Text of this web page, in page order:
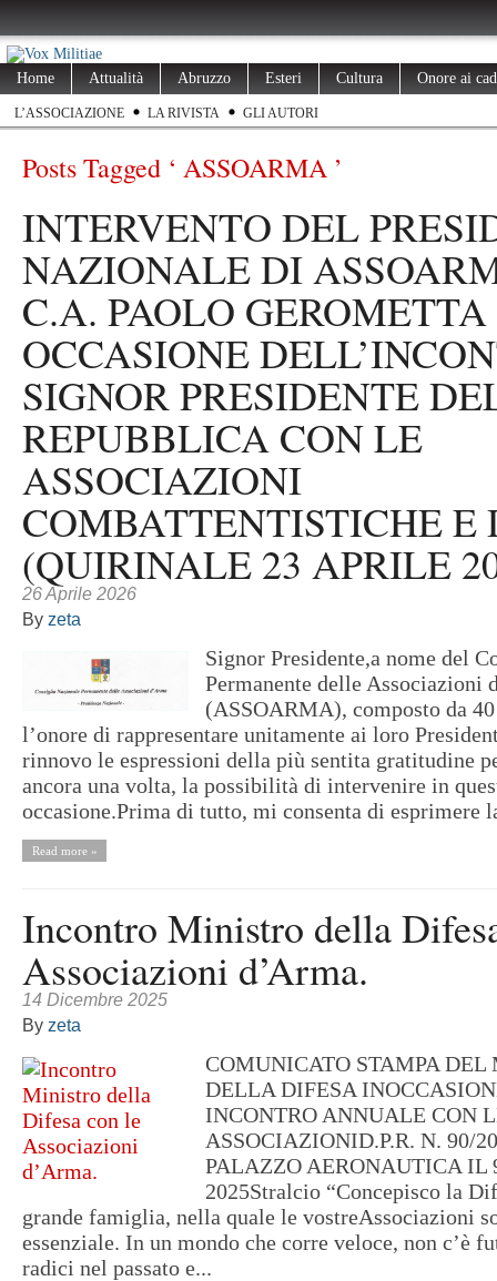
Home Attualità Abruzzo Esteri Cultura Onore ai
L’ASSOCIAZIONE LA RIVISTA GLI AUTORI
Posts Tagged ‘ ASSOARMA ’
INTERVENTO DEL
NAZIONALE DI
C.A. PAOLO
OCCASIONE
SIGNOR PRESIDENTE
REPUBBLICA CON LE
ASSOCIAZIONI
COMBATTENTISTICHE E
(QUIRINALE 23 APRILE
26 Aprile 2026
By zeta
Signor Presidente,a nome del
Permanente delle Associazioni
(ASSOARMA), composto da
l’onore di rappresentare unitamente ai loro
rinnovo le espressioni della più sentita gratitudine
ancora una volta, la possibilità di intervenire in
occasione.Prima di tutto, mi consenta di esprimere
Read more »
Incontro Ministro della
Associazioni d’Arma.
14 Dicembre 2025
By zeta
COMUNICATO STAMPA DEL
DELLA DIFESA
INCONTRO ANNUALE CON
ASSOCIAZIONID.P.R. N. 90/
PALAZZO AERONAUTICA IL
2025Stralcio “Concepisco la
grande famiglia, nella quale le vostreAssociazioni
essenziale. In un mondo che corre veloce, non c’è
radici nel passato e...